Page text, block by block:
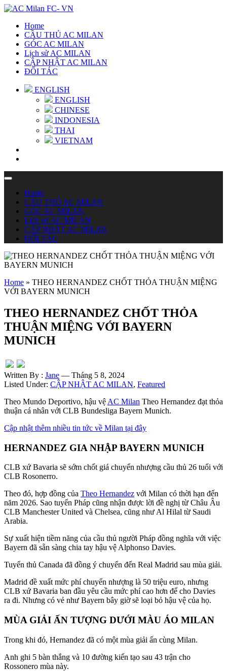
Home
CẦU THỦ AC MILAN
GÓC AC MILAN
Lịch sử AC MILAN
CẬP NHẬT AC MILAN
ĐỐI TÁC
ENGLISH
ENGLISH
CHINESE
INDONESIA
THAI
VIETNAM
Home
CẦU THỦ AC MILAN
GÓC AC MILAN
Lịch sử AC MILAN
CẬP NHẬT AC MILAN
ĐỐI TÁC
Home » THEO HERNANDEZ CHỐT THỎA THUẬN MIỆNG
VỚI BAYERN MUNICH
THEO HERNANDEZ CHỐT THỎA
THUẬN MIỆNG VỚI BAYERN
MUNICH
Written By : Jane — Tháng 5 8, 2024
Listed Under: CẬP NHẬT AC MILAN, Featured
Theo Mundo Deportivo, hậu vệ AC Milan Theo Hernandez đạt thỏa
thuận cá nhân với CLB Bundesliga Bayern Munich.
Cập nhật thêm nhiều tin tức về Milan tại đây
HERNANDEZ GIA NHẬP BAYERN MUNICH
CLB xứ Bavaria sẽ sớm chốt giá chuyển nhượng cầu thủ 26 tuổi với
CLB Rosonerro.
Theo đó, hợp đồng của Theo Hernandez với Milan có thời hạn đến
năm 2026. Sao tuyển Pháp cũng nhận được lời đề nghị từ Châu Âu
CLB Manchester United và Chelsea, cũng như Al Hilal từ Saudi
Arabia.
Sự xuất hiện tiềm năng của cầu thủ người Pháp đồng nghĩa với việc
Bayern đã sẵn sàng chia tay hậu vệ Alphonso Davies.
Tuyển thủ Canada đã đồng ý chuyển đến Real Madrid sau mùa giải.
Madrid đề xuất mức phí chuyển nhượng là 50 triệu euro, nhưng
CLB xứ Bavaria ban đầu yêu cầu mức phí cao hơn để cho Davies
ra đi. Nhưng có vẻ như Bayern bây giờ sẽ loại bỏ hậu vệ của họ.
MÙA GIẢI ẤN TƯỢNG DƯỚI MÀU ÁO MILAN
Trong khi đó, Hernandez đã có một mùa giải ấn cùng Milan.
Anh ghi 5 bàn thắng và 10 đường kiến ​​tạo sau 43 trận cho
Rossonero mùa này.